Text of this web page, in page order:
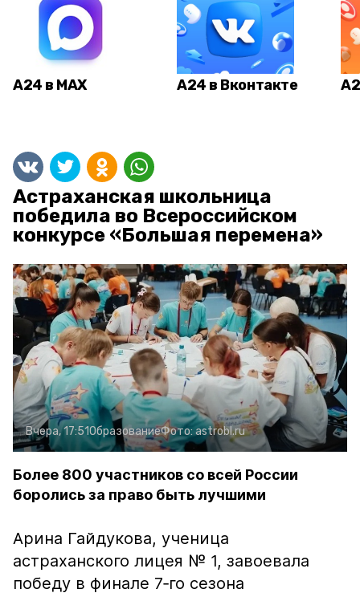
А24 в MAX А24 в Вконтакте
Астраханская школьница
победила во Всероссийском
конкурсе «Большая перемена»
Вчера, 17:51ОбразованиеФото:astrobl.ru
Более 800 участников со всей России
боролись за право быть лучшими
Арина Гайдукова, ученица
астраханского лицея № 1, завоевала
победу в финале 7‑го сезона